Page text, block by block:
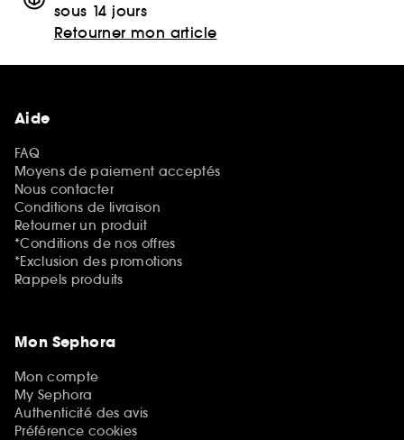
sous 14 jours
Retourner mon article
Aide
FAQ
Moyens de paiement acceptés
Nous contacter
Conditions de livraison
Retourner un produit
*Conditions de nos offres
*Exclusion des promotions
Rappels produits
Mon Sephora
Mon compte
My Sephora
Authenticité des avis
Préférence cookies